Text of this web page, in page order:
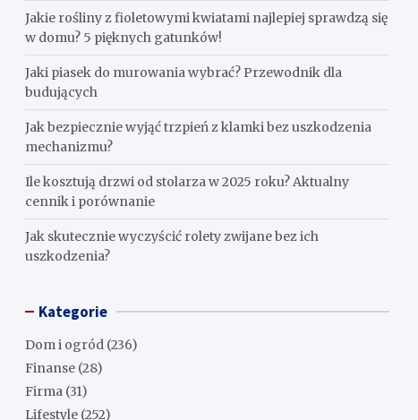
Jakie rośliny z fioletowymi kwiatami najlepiej sprawdzą się
w domu? 5 pięknych gatunków!
Jaki piasek do murowania wybrać? Przewodnik dla
budujących
Jak bezpiecznie wyjąć trzpień z klamki bez uszkodzenia
mechanizmu?
Ile kosztują drzwi od stolarza w 2025 roku? Aktualny
cennik i porównanie
Jak skutecznie wyczyścić rolety zwijane bez ich
uszkodzenia?
Kategorie
Dom i ogród (236)
Finanse (28)
Firma (31)
Lifestyle (252)